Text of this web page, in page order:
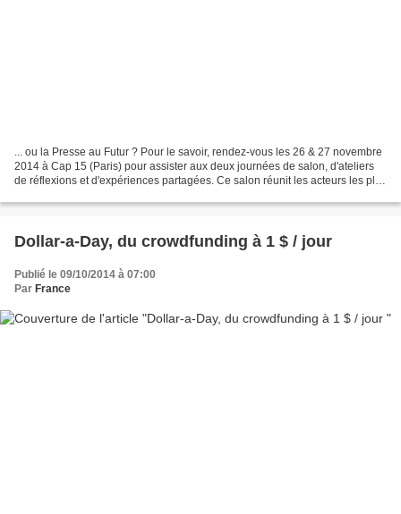
... ou la Presse au Futur ? Pour le savoir, rendez-vous les 26 & 27 novembre
2014 à Cap 15 (Paris) pour assister aux deux journées de salon, d'ateliers
de réflexions et d'expériences partagées. Ce salon réunit les acteurs les plus
Dollar-a-Day, du crowdfunding à 1 $ / jour
Publié le 09/10/2014 à 07:00
Par France